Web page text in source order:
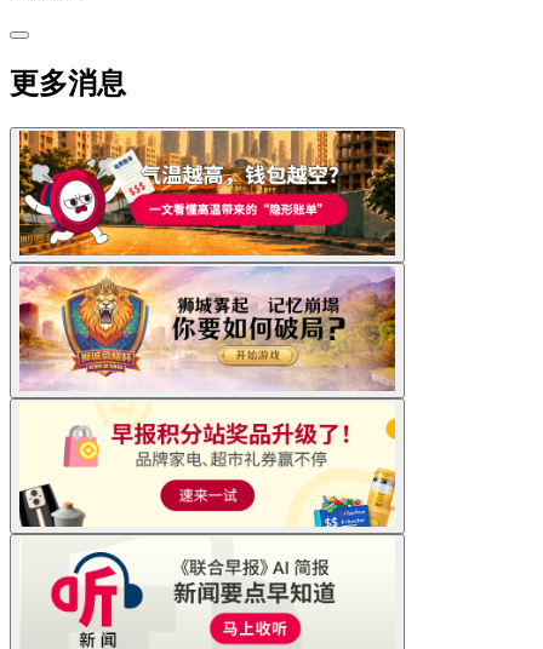
更多消息